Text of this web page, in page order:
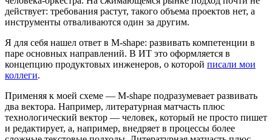
действует: требования растут, такого объема проектов нет, а
инструменты отваливаются один за другим.
Я для себя нашел ответ в M-shape: развивать компетенции в
паре основных направлений. В ИТ это оформляется в
концепцию продуктовых инженеров, о которой писали мои
коллеги.
Применяя к моей схеме — M-shape подразумевает развивать
два вектора. Например, литературная матчасть плюс
технологический вектор — человек, который не просто пишет
и редактирует, а, например, внедряет в процессы более